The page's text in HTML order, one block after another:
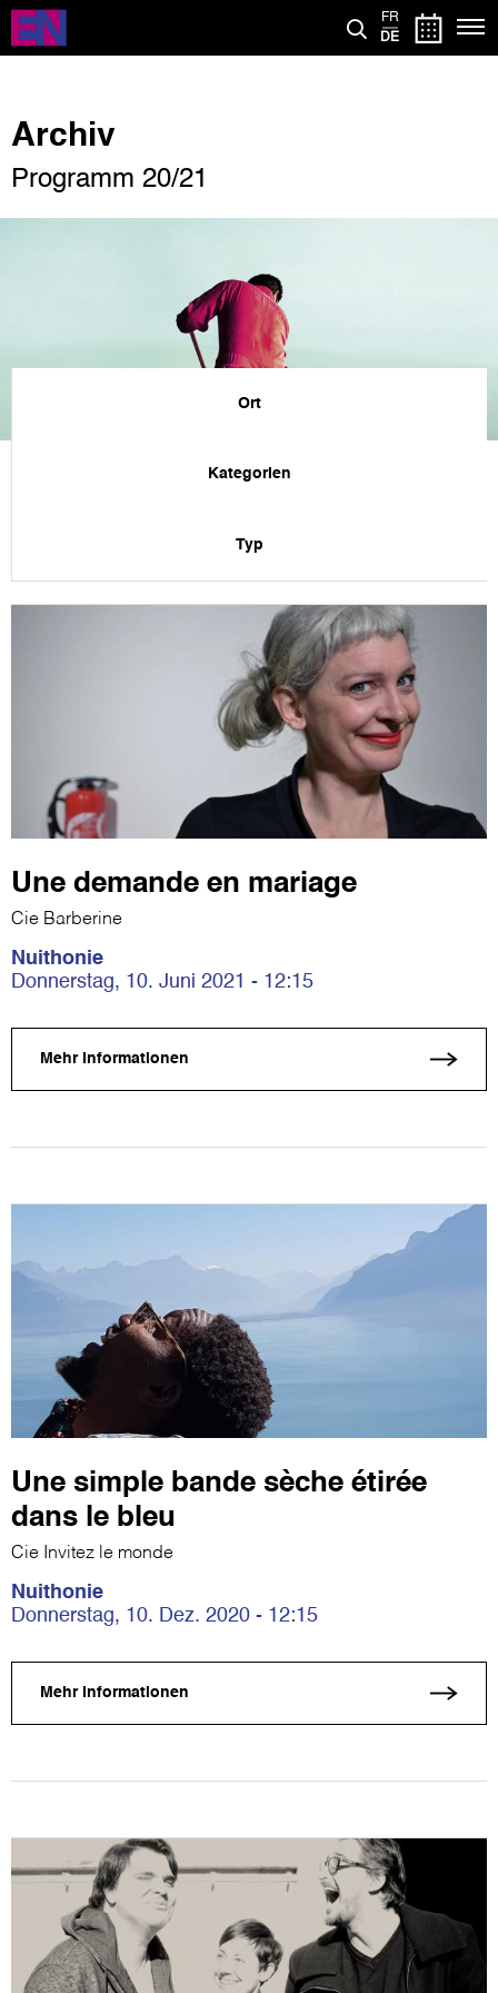
Direkt
zum
Inhalt
FR
DE
Archiv
Programm 20/21
Ort
Kategorien
Typ
Une demande en mariage
Cie Barberine
Nuithonie
Donnerstag, 10. Juni 2021 - 12:15
Mehr Informationen
Une simple bande sèche étirée
dans le bleu
Cie Invitez le monde
Nuithonie
Donnerstag, 10. Dez. 2020 - 12:15
Mehr Informationen